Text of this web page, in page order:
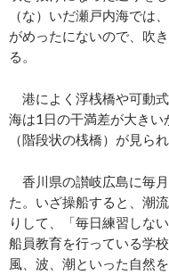
（な）いだ瀬戸内海では
がめったにないので、吹
る。
港によく浮桟橋や可動
海は1日の干満差が大きい
（階段状の桟橋）が見ら
香川県の讃岐広島に毎
た。いざ操船すると、潮
りして、「毎日練習しな
船員教育を行っている学
風、波、潮といった自然